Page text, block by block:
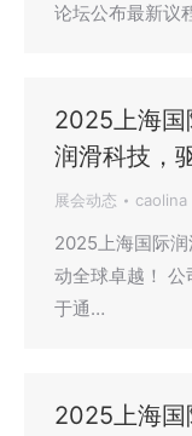
论坛公布最新议
2025上海国
润滑科技，
展会动态 caolina
2025上海国际
动全球卓越！ 公
于通…
2025上海国